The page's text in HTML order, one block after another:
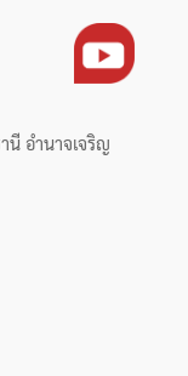
นี อำนาจเจริญ